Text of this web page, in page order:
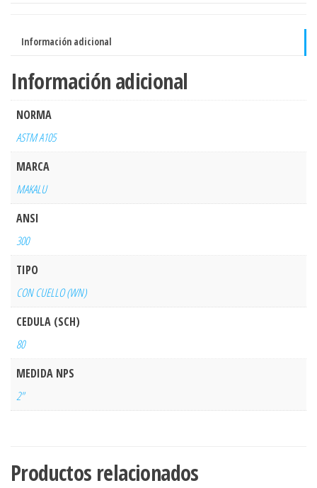
Información adicional
Información adicional
NORMA
ASTM A105
MARCA
MAKALU
ANSI
300
TIPO
CON CUELLO (WN)
CEDULA (SCH)
80
MEDIDA NPS
2"
Productos relacionados